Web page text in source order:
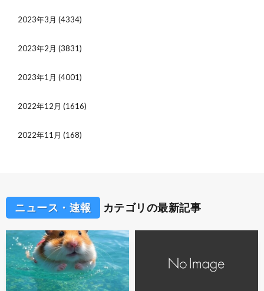
2023年3月 (4334)
2023年2月 (3831)
2023年1月 (4001)
2022年12月 (1616)
2022年11月 (168)
ニュース・速報 カテゴリの最新記事